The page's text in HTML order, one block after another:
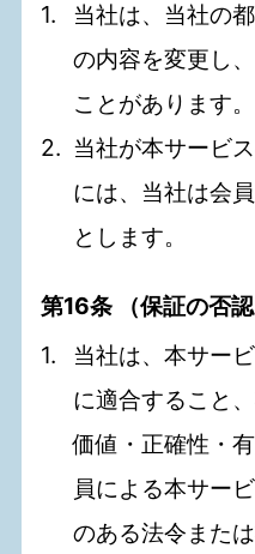
当社は、当社の
の内容を変更し
ことがあります。
当社が本サービ
には、当社は会
とします。
第16条 （保証の否認
当社は、本サー
に適合すること
価値・正確性・
員による本サー
のある法令また